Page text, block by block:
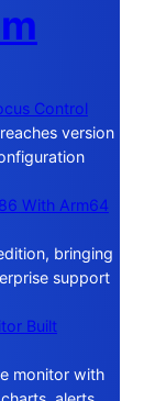
Control
version
With Arm64
bringing
support
Built
monitor with